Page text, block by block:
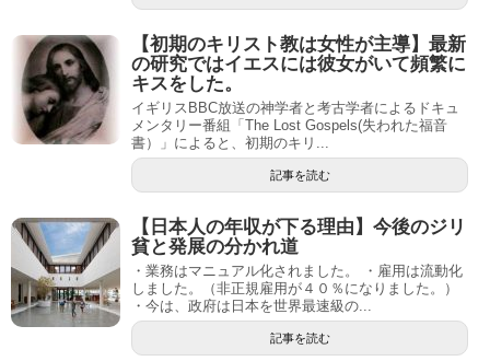
【初期のキリスト教は女性が主導】最新
の研究ではイエスには彼女がいて頻繁に
キスをした。
イギリスBBC放送の神学者と考古学者によるドキュ
メンタリー番組「The Lost Gospels(失われた福音
書）」によると、初期のキリ...
記事を読む
【日本人の年収が下る理由】今後のジリ
貧と発展の分かれ道
・業務はマニュアル化されました。 ・雇用は流動化
しました。（非正規雇用が４０％になりました。）
・今は、政府は日本を世界最速級の...
記事を読む